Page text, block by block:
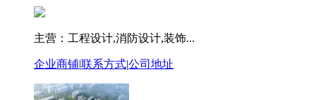
主营：工程设计,消防设计,装饰...
企业商铺|联系方式|公司地址